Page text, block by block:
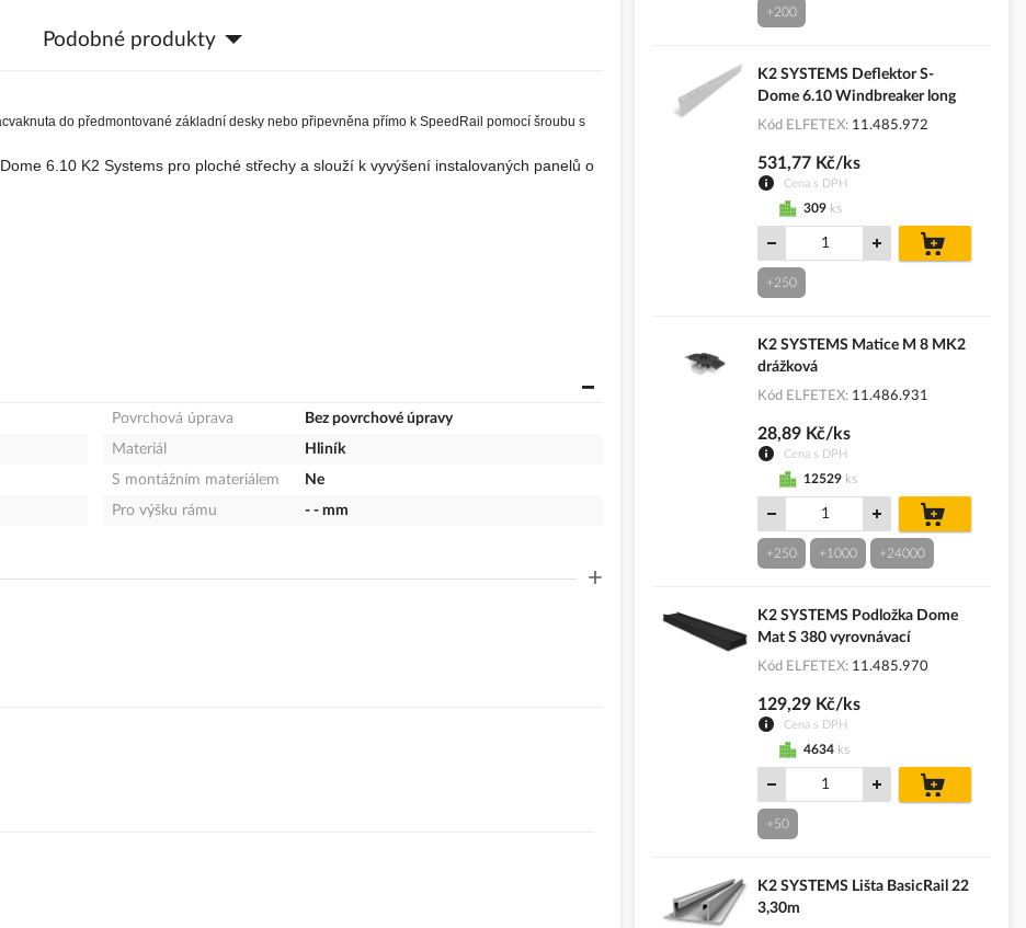
Podobné produkty
do předmontované základní desky nebo připevněna přímo k SpeedRail pomocí šroubu s
6.10 K2 Systems pro ploché střechy a slouží k vyvýšení instalovaných panelů o
Povrchová úprava
Bez povrchové úpravy
Materiál
Hliník
S montážním materiálem
Ne
Pro výšku rámu
- - mm
+
+200
K2 SYSTEMS Deflektor S-
Dome 6.10 Windbreaker long
Kód ELFETEX 11.485.972
Cena s DPH
531,77 Kč/ks
309 ks
košíku
+250
K2 SYSTEMS Matice M 8 MK2
drážková
Kód ELFETEX 11.486.931
Cena s DPH
28,89 Kč/ks
12529 ks
košíku
+250 +1000 +24000
K2 SYSTEMS Podložka Dome
Mat S 380 vyrovnávací
Kód ELFETEX 11.485.970
Cena s DPH
129,29 Kč/ks
4634 ks
košíku
+50
K2 SYSTEMS Lišta BasicRail 22
3,30m